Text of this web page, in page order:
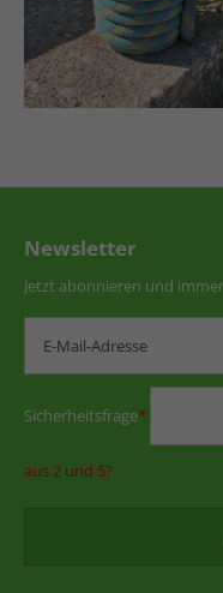
Newsletter
Jetzt abonnieren und
Sicherheitsfrage*
aus 2 und 5?